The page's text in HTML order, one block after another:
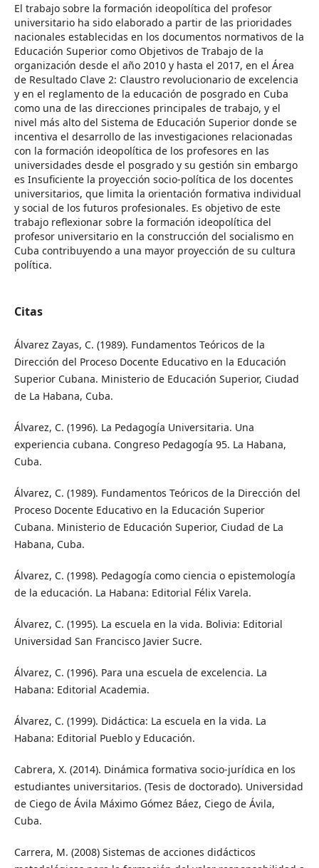
El trabajo sobre la formación ideopolítica del profesor
universitario ha sido elaborado a partir de las prioridades
nacionales establecidas en los documentos normativos de la
Educación Superior como Objetivos de Trabajo de la
organización desde el año 2010 y hasta el 2017, en el Área
de Resultado Clave 2: Claustro revolucionario de excelencia
y en el reglamento de la educación de posgrado en Cuba
como una de las direcciones principales de trabajo, y el
nivel más alto del Sistema de Educación Superior donde se
incentiva el desarrollo de las investigaciones relacionadas
con la formación ideopolítica de los profesores en las
universidades desde el posgrado y su gestión sin embargo
es Insuficiente la proyección socio-política de los docentes
universitarios, que limita la orientación formativa individual
y social de los futuros profesionales. Es objetivo de este
trabajo reflexionar sobre la formación ideopolítica del
profesor universitario en la construcción del socialismo en
Cuba contribuyendo a una mayor proyección de su cultura
política.
Citas
Álvarez Zayas, C. (1989). Fundamentos Teóricos de la
Dirección del Proceso Docente Educativo en la Educación
Superior Cubana. Ministerio de Educación Superior, Ciudad
de La Habana, Cuba.
Álvarez, C. (1996). La Pedagogía Universitaria. Una
experiencia cubana. Congreso Pedagogía 95. La Habana,
Cuba.
Álvarez, C. (1989). Fundamentos Teóricos de la Dirección del
Proceso Docente Educativo en la Educación Superior
Cubana. Ministerio de Educación Superior, Ciudad de La
Habana, Cuba.
Álvarez, C. (1998). Pedagogía como ciencia o epistemología
de la educación. La Habana: Editorial Félix Varela.
Álvarez, C. (1995). La escuela en la vida. Bolivia: Editorial
Universidad San Francisco Javier Sucre.
Álvarez, C. (1996). Para una escuela de excelencia. La
Habana: Editorial Academia.
Álvarez, C. (1999). Didáctica: La escuela en la vida. La
Habana: Editorial Pueblo y Educación.
Cabrera, X. (2014). Dinámica formativa socio-jurídica en los
estudiantes universitarios. (Tesis de doctorado). Universidad
de Ciego de Ávila Máximo Gómez Báez, Ciego de Ávila,
Cuba.
Carrera, M. (2008) Sistemas de acciones didácticos